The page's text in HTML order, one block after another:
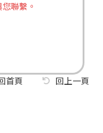
聯繫。
首頁 回上一頁